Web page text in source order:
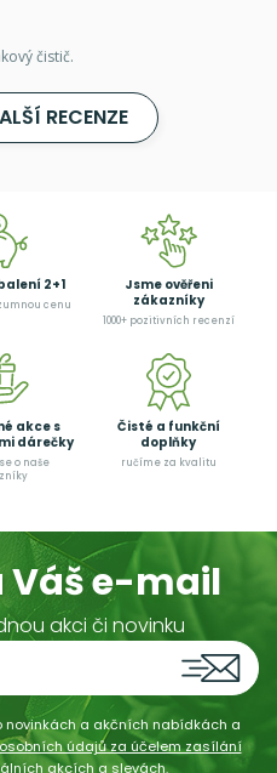
čistič.
RECENZE
2+1
cenu
Jsme ověřeni
zákazníky
1000+ pozitivních recenzí
akce s
dárečky
o naše
Čisté a funkční
doplňky
ručíme za kvalitu
Váš e-mail
akci či novinku
novinkách a akčních nabídkách a
údajů za účelem zasílání
akcích a slevách.